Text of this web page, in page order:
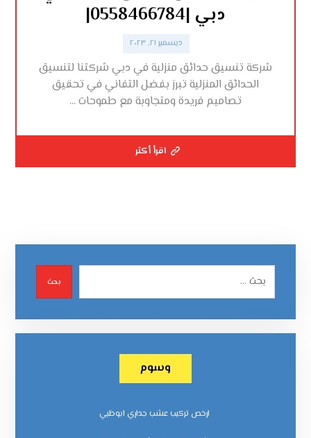
دبي |0558466784|
ديسمبر ٢١, ٢٠٢٣
شركة تنسيق حدائق منزلية في دبي شركتنا لتنسيق
الحدائق المنزلية تبرز بفضل التفاني في تحقيق
تصاميم فريدة ومتجاوبة مع طموحات ...
اقرأ أكثر
بحث
وسوم
ارخص تركيب عشب جداري ابوظبي